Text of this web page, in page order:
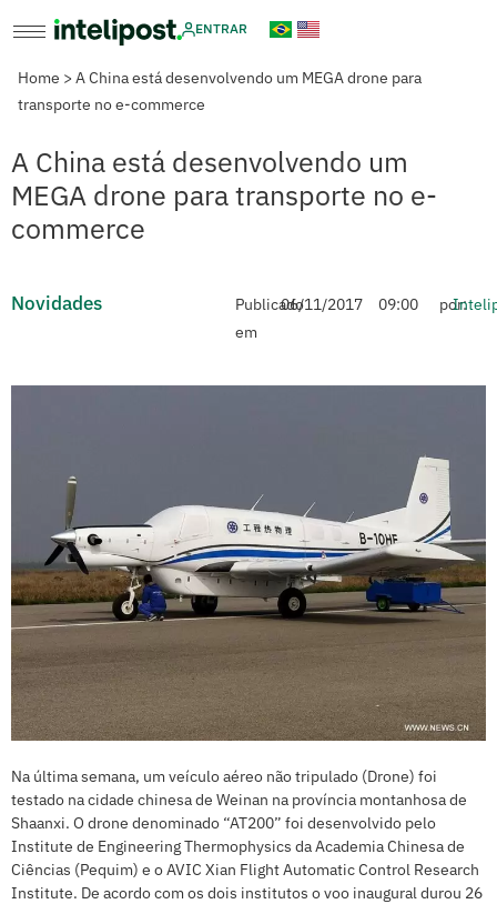
ENTRAR
Home > A China está desenvolvendo um MEGA drone para
transporte no e-commerce
A China está desenvolvendo um
MEGA drone para transporte no e-
commerce
Novidades
Publicado
em
06/11/2017 09:00 por:
Na última semana, um veículo aéreo não tripulado (Drone) foi
testado na cidade chinesa de Weinan na província montanhosa de
Shaanxi. O drone denominado “AT200” foi desenvolvido pelo
Institute de Engineering Thermophysics da Academia Chinesa de
Ciências (Pequim) e o AVIC Xian Flight Automatic Control Research
Institute. De acordo com os dois institutos o voo inaugural durou 26